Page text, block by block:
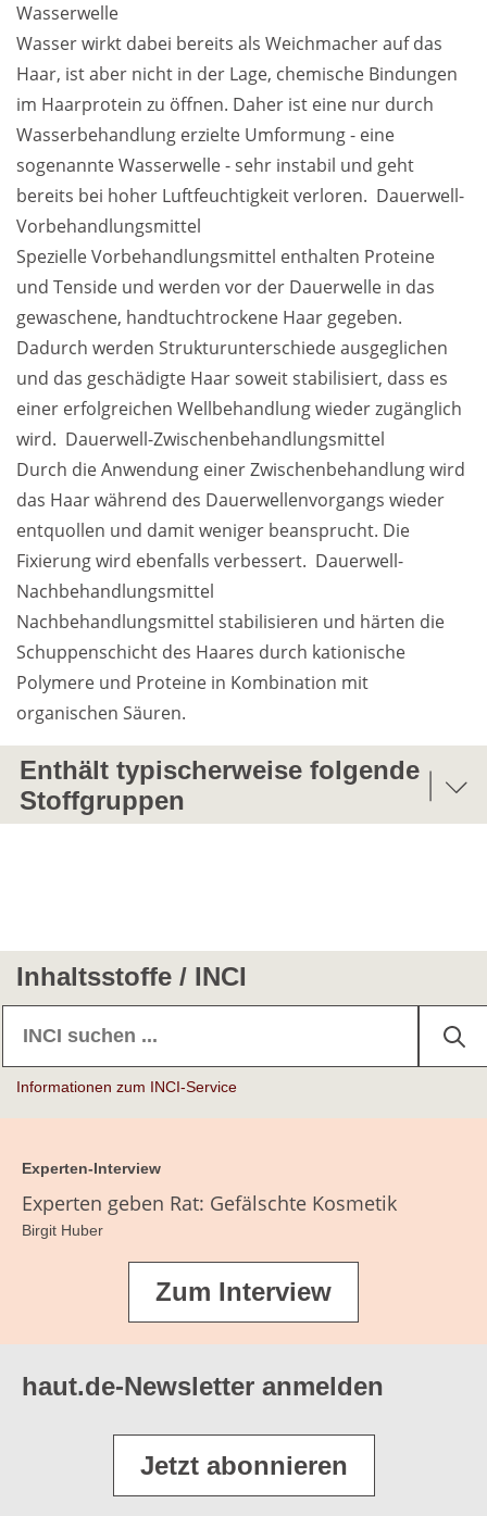
Produktsicherheit
Weiterführende
Literatur
Wasserwelle
Wasser wirkt dabei bereits als Weichmacher auf das
Haar, ist aber nicht in der Lage, chemische Bindungen
im Haarprotein zu öffnen. Daher ist eine nur durch
Wasserbehandlung erzielte Umformung - eine
sogenannte Wasserwelle - sehr instabil und geht
bereits bei hoher Luftfeuchtigkeit verloren.  Dauerwell-
Vorbehandlungsmittel
Spezielle Vorbehandlungsmittel enthalten Proteine
und Tenside und werden vor der Dauerwelle in das
gewaschene, handtuchtrockene Haar gegeben.
Dadurch werden Strukturunterschiede ausgeglichen
und das geschädigte Haar soweit stabilisiert, dass es
einer erfolgreichen Wellbehandlung wieder zugänglich
wird.  Dauerwell-Zwischenbehandlungsmittel
Durch die Anwendung einer Zwischenbehandlung wird
das Haar während des Dauerwellenvorgangs wieder
entquollen und damit weniger beansprucht. Die
Fixierung wird ebenfalls verbessert.  Dauerwell-
Nachbehandlungsmittel
Nachbehandlungsmittel stabilisieren und härten die
Schuppenschicht des Haares durch kationische
Polymere und Proteine in Kombination mit
organischen Säuren.
Enthält typischerweise folgende
Stoffgruppen
Farbstoffe/Farbpigmente
Feuchthaltemittel
Gelbildner
Haarpflegestoffe/Konditioniermittel
Konservierungsmittel
Parfüm/Duftstoffe
Treibgase für Sprays
Inhaltsstoffe / INCI
Informationen zum INCI-Service
Experten-Interview
Experten geben Rat: Gefälschte Kosmetik
Birgit Huber
Zum Interview
haut.de-Newsletter anmelden
Jetzt abonnieren